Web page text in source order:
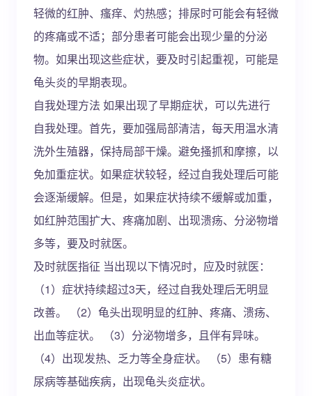
轻微的红肿、瘙痒、灼热感；排尿时可能会有轻微
的疼痛或不适；部分患者可能会出现少量的分泌
物。如果出现这些症状，要及时引起重视，可能是
龟头炎的早期表现。
自我处理方法 如果出现了早期症状，可以先进行
自我处理。首先，要加强局部清洁，每天用温水清
洗外生殖器，保持局部干燥。避免搔抓和摩擦，以
免加重症状。如果症状较轻，经过自我处理后可能
会逐渐缓解。但是，如果症状持续不缓解或加重，
如红肿范围扩大、疼痛加剧、出现溃疡、分泌物增
多等，要及时就医。
及时就医指征 当出现以下情况时，应及时就医：
（1）症状持续超过3天，经过自我处理后无明显
改善。 （2）龟头出现明显的红肿、疼痛、溃疡、
出血等症状。 （3）分泌物增多，且伴有异味。
（4）出现发热、乏力等全身症状。 （5）患有糖
尿病等基础疾病，出现龟头炎症状。